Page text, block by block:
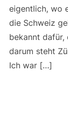
eigentlich, wo
die Schweiz
bekannt dafür,
darum steht
Ich war […]